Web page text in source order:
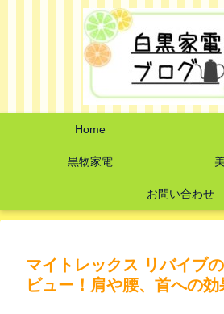
Home
黒物家電
お問い合わせ
マイトレックス リバイブ
ビュー！肩や腰、首への効